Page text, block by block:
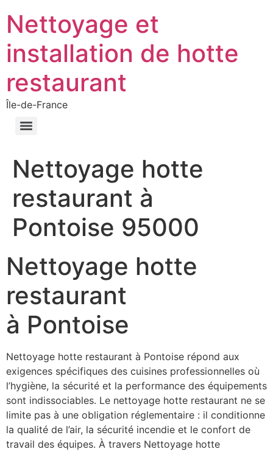
Nettoyage et
installation de hotte
restaurant
Île-de-France
Nettoyage hotte
restaurant à
Pontoise 95000
Nettoyage hotte
restaurant
à Pontoise
Nettoyage hotte restaurant à Pontoise répond aux
exigences spécifiques des cuisines professionnelles où
l’hygiène, la sécurité et la performance des équipements
sont indissociables. Le nettoyage hotte restaurant ne se
limite pas à une obligation réglementaire : il conditionne
la qualité de l’air, la sécurité incendie et le confort de
travail des équipes. À travers Nettoyage hotte